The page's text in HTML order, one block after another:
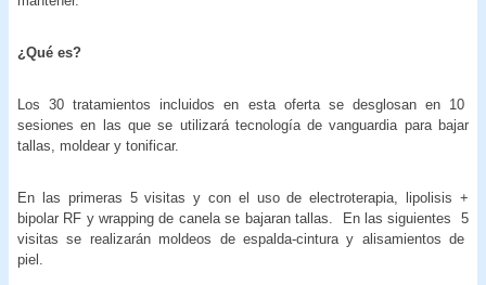
¿Qué es?
Los 30 tratamientos incluidos en esta oferta se desglosan en 10
sesiones en las que se utilizará tecnología de vanguardia para bajar
tallas, moldear y tonificar.
En las primeras 5 visitas y con el uso de electroterapia, lipolisis +
bipolar RF y wrapping de canela se bajaran tallas. En las siguientes 5
visitas se realizarán moldeos de espalda-cintura y alisamientos de
piel.